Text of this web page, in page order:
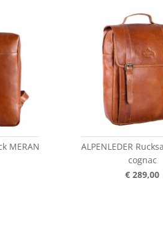
MERAN
ALPENLEDER
cognac
€ 289,00